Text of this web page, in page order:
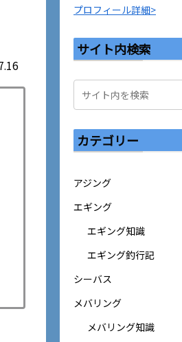
プロフィール詳細>
サイト内検索
カテゴリー
アジング
エギング
エギング知識
エギング釣行記
シーバス
メバリング
メバリング知識